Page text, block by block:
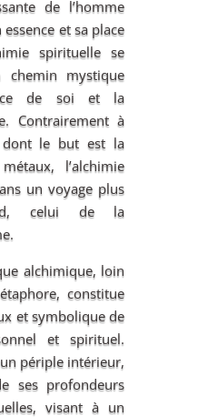
de l’homme
et sa place
spirituelle se
chemin mystique
de soi et la
Contrairement à
dont le but est la
l’alchimie
un voyage plus
celui de la
alchimique, loin
constitue
et symbolique de
et spirituel.
périple intérieur,
ses profondeurs
visant à un